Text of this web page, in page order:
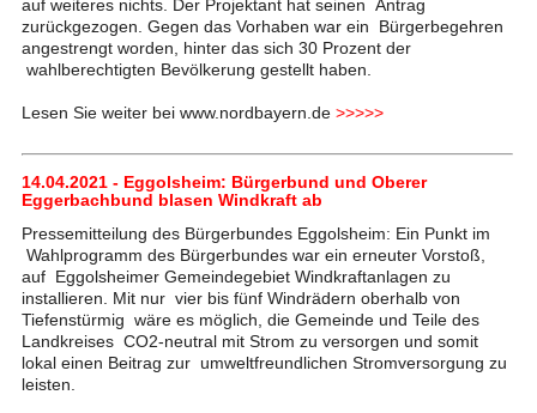
auf weiteres nichts. Der Projektant hat seinen Antrag
zurückgezogen. Gegen das Vorhaben war ein Bürgerbegehren
angestrengt worden, hinter das sich 30 Prozent der
wahlberechtigten Bevölkerung gestellt haben.
Lesen Sie weiter bei www.nordbayern.de >>>>>
14.04.2021 - Eggolsheim: Bürgerbund und Oberer
Eggerbachbund blasen Windkraft ab
Pressemitteilung des Bürgerbundes Eggolsheim: Ein Punkt im
Wahlprogramm des Bürgerbundes war ein erneuter Vorstoß,
auf Eggolsheimer Gemeindegebiet Windkraftanlagen zu
installieren. Mit nur vier bis fünf Windrädern oberhalb von
Tiefenstürmig wäre es möglich, die Gemeinde und Teile des
Landkreises CO2-neutral mit Strom zu versorgen und somit
lokal einen Beitrag zur umweltfreundlichen Stromversorgung zu
leisten.